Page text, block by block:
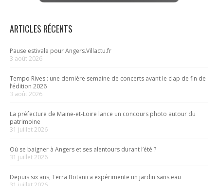
ARTICLES RÉCENTS
Pause estivale pour Angers.Villactu.fr
3 août 2026
Tempo Rives : une dernière semaine de concerts avant le clap de fin de
l’édition 2026
3 août 2026
La préfecture de Maine-et-Loire lance un concours photo autour du
patrimoine
31 juillet 2026
Où se baigner à Angers et ses alentours durant l’été ?
31 juillet 2026
Depuis six ans, Terra Botanica expérimente un jardin sans eau